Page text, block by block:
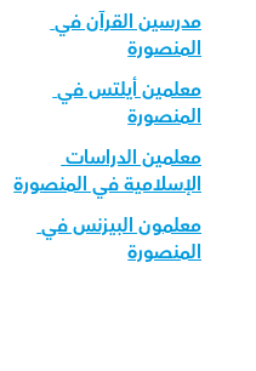
مدرسين القرآن في
المنصورة
معلمين أيلتس في
المنصورة
معلمين الدراسات
الإسلامية في المنصورة
معلمون البيزنس في
المنصورة